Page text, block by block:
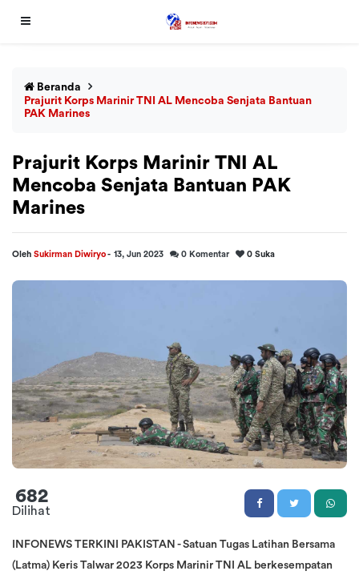
Beranda
Prajurit Korps Marinir TNI AL Mencoba Senjata Bantuan
PAK Marines
Prajurit Korps Marinir TNI AL
Mencoba Senjata Bantuan PAK
Marines
Oleh Sukirman Diwiryo- 13, Jun 2023 0 Komentar 0 Suka
682
Dilihat
INFONEWS TERKINI PAKISTAN - Satuan Tugas Latihan Bersama
(Latma) Keris Talwar 2023 Korps Marinir TNI AL berkesempatan